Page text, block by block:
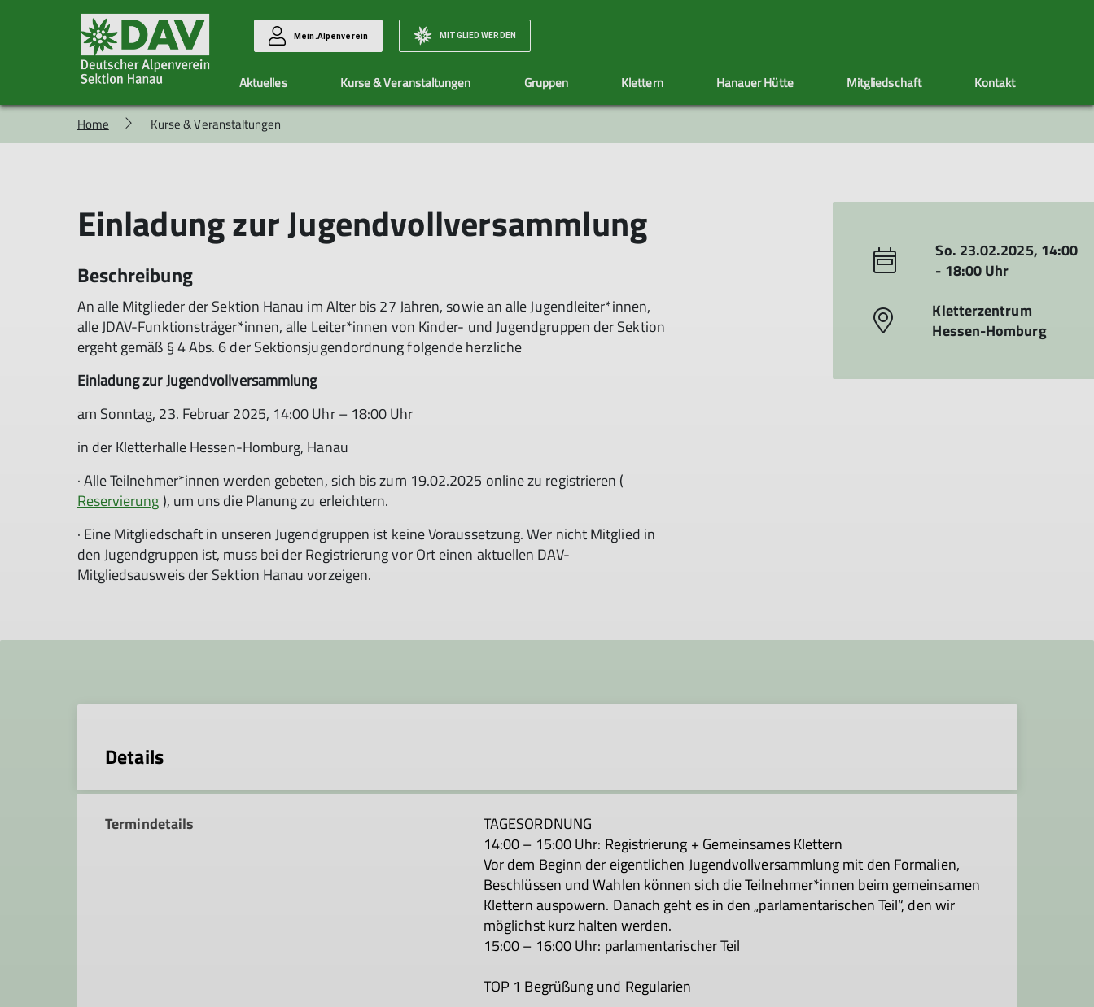
Mein.Alpenverein MITGLIED WERDEN
Aktuelles
Aktuelle Berichte Sektionshefte Social Media Artikel schreiben
Kurse & Veranstaltungen
Ausbildung & Touren
Anmeldung
Allgemeine Bedingungen
Sektionstermine
Gruppen
Unsere Gruppen
Hüttenteam
Klimaschutzteam
Seilschaft Hanau
Natur & Klima
Klimarechner
Jugend Ehrenamt
Klettern
Kletterzentrum Hanau
Hallendienste
Wasserturm Gelnhausen Jugendgruppen Klettersteig
Hanauer Hütte Mitgliedschaft
Vorteile Mitglied werden Mitgliedsbeiträge Ehrenamt Adressänderung Satzung
Kontakt
Home Kurse & Veranstaltungen
Einladung zur Jugendvollversammlung
Beschreibung
An alle Mitglieder der Sektion Hanau im Alter bis 27 Jahren, sowie an alle Jugendleiter*innen,
alle JDAV-Funktionsträger*innen, alle Leiter*innen von Kinder- und Jugendgruppen der Sektion
ergeht gemäß § 4 Abs. 6 der Sektionsjugendordnung folgende herzliche
Einladung zur Jugendvollversammlung
am Sonntag, 23. Februar 2025, 14:00 Uhr – 18:00 Uhr
in der Kletterhalle Hessen-Homburg, Hanau
· Alle Teilnehmer*innen werden gebeten, sich bis zum 19.02.2025 online zu registrieren (
Reservierung), um uns die Planung zu erleichtern.
· Eine Mitgliedschaft in unseren Jugendgruppen ist keine Voraussetzung. Wer nicht Mitglied in
den Jugendgruppen ist, muss bei der Registrierung vor Ort einen aktuellen DAV-
Mitgliedsausweis der Sektion Hanau vorzeigen.
So. 23.02.2025, 14:00
- 18:00 Uhr
Kletterzentrum
Hessen-Homburg
Details
Termindetails
TAGESORDNUNG
14:00 – 15:00 Uhr: Registrierung + Gemeinsames Klettern
Vor dem Beginn der eigentlichen Jugendvollversammlung mit den Formalien,
Beschlüssen und Wahlen können sich die Teilnehmer*innen beim gemeinsamen
Klettern auspowern. Danach geht es in den „parlamentarischen Teil“, den wir
möglichst kurz halten werden.
15:00 – 16:00 Uhr: parlamentarischer Teil
TOP 1 Begrüßung und Regularien